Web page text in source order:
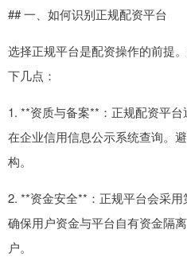
## 一、如何识别正规配资平台
选择正规平台是配资操作的前提
下几点：
1. **资质与备案**：正规配资平
在企业信用信息公示系统查询。
构。
2. **资金安全**：正规平台会采用
确保用户资金与平台自有资金隔
户。